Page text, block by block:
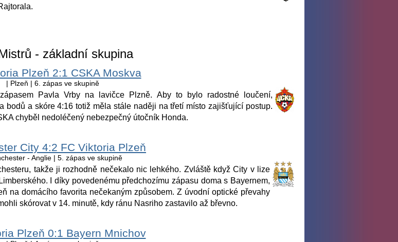
- základní skupina
Plzeň 2:1 CSKA Moskva
| Plzeň | 6. zápas ve skupině
Pavla Vrby na lavičce Plzně. Aby to bylo radostné loučení,
bodů a skóre 4:16 totiž měla stále naději na třetí místo zajišťující postup.
chyběl nedoléčený nebezpečný útočník Honda.
City 4:2 FC Viktoria Plzeň
- Anglie | 5. zápas ve skupině
takže ji rozhodně nečekalo nic lehkého. Zvláště když City v lize
I díky povedenému předchozímu zápasu doma s Bayernem,
na domácího favorita nečekaným způsobem. Z úvodní optické převahy
skórovat v 14. minutě, kdy ránu Nasriho zastavilo až břevno.
Plzeň 0:1 Bayern Mnichov